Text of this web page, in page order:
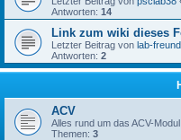
Antworten: 14
Link zum wiki dieses
Letzter Beitrag von lab-freund
Antworten: 2
ACV
Alles rund um das ACV-
Themen: 3